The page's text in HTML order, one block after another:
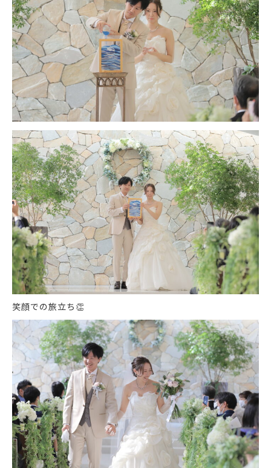
笑顔での旅立ち 👏